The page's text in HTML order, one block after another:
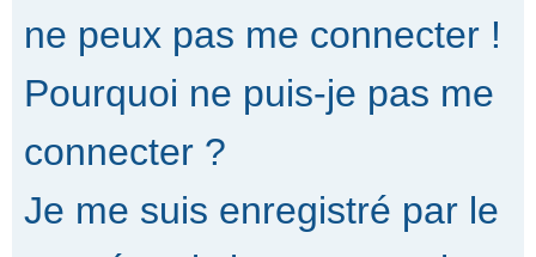
ne peux pas me connecter !
Pourquoi ne puis-je pas me
connecter ?
Je me suis enregistré par le